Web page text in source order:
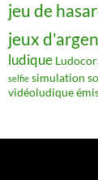
jeu de
jeux
ludique
selfie simulation
vidéoludique